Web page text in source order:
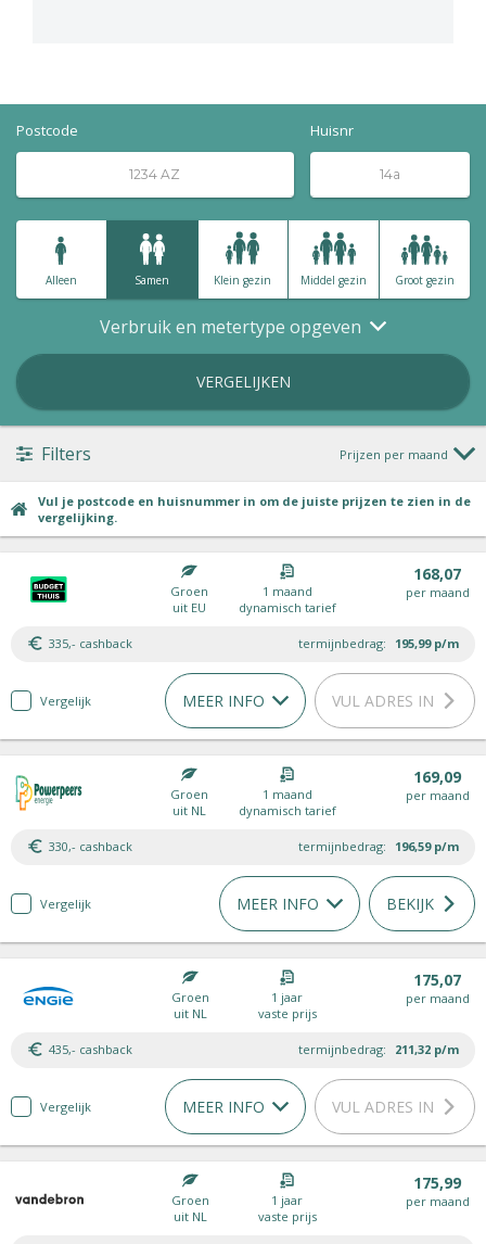
Postcode Huisnr
Alleen Samen Klein gezin Middel gezin Groot gezin
Verbruik en metertype opgeven
VERGELIJKEN
Filters Prijzen per maand
Vul je postcode en huisnummer in om de juiste prijzen te zien in de
vergelijking.
Groen
uit EU
1 maand
dynamisch tarief
168,07
per maand
335,- cashback termijnbedrag: 195,99 p/m
Vergelijk MEER INFO VUL ADRES IN
Groen
uit NL
1 maand
dynamisch tarief
169,09
per maand
330,- cashback termijnbedrag: 196,59 p/m
Vergelijk MEER INFO BEKIJK
Groen
uit NL
1 jaar
vaste prijs
175,07
per maand
435,- cashback termijnbedrag: 211,32 p/m
Vergelijk MEER INFO VUL ADRES IN
Groen
uit NL
1 jaar
vaste prijs
175,99
per maand